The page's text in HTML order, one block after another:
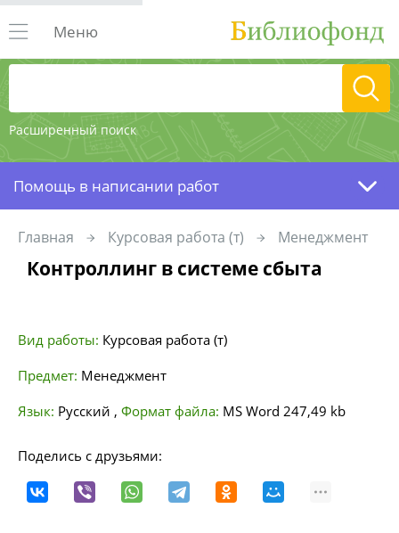
Расширенный поиск
Меню
Помощь в написании работ
Главная Курсовая работа (т) Менеджмент
Контроллинг в системе сбыта
Вид работы: Курсовая работа (т)
Предмет: Менеджмент
Язык: Русский , Формат файла: MS Word 247,49 kb
Поделись с друзьями: